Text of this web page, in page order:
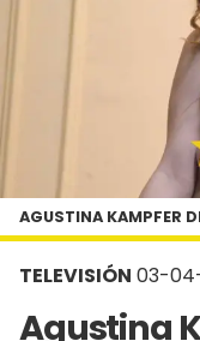
TELEVISIÓN 03-04-
Agustina
AGUSTINA KAMPFER